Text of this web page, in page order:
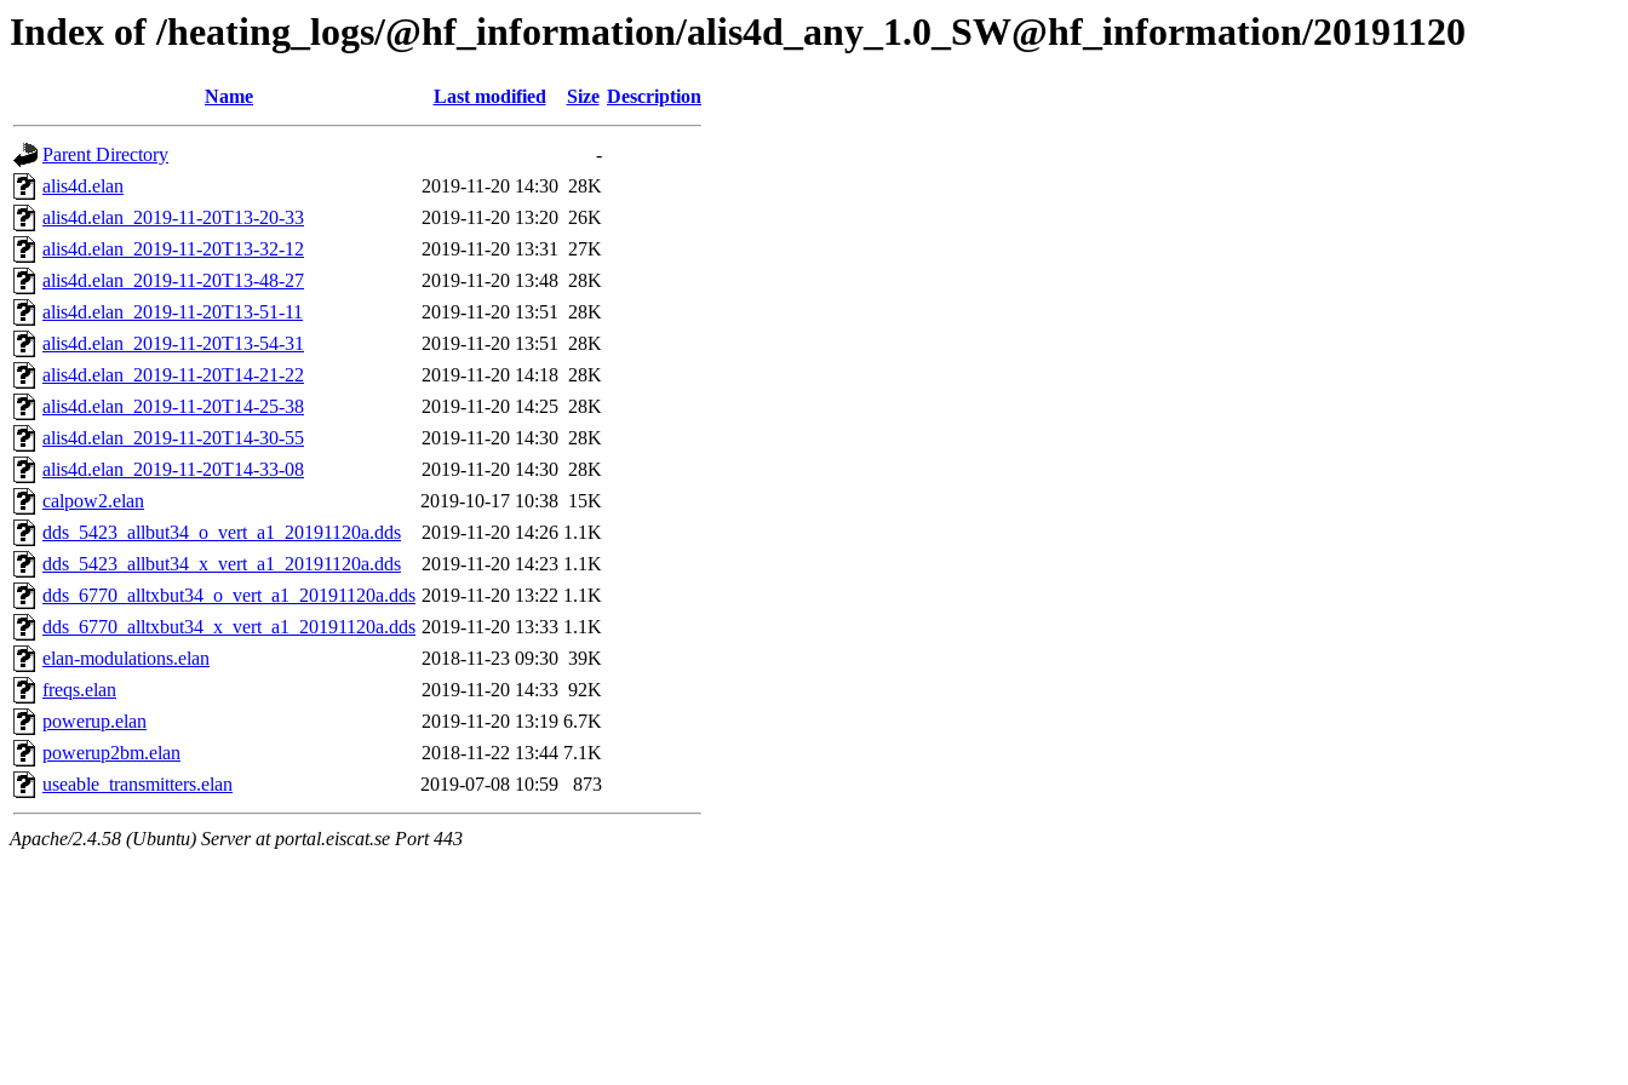
Index of /heating_logs/@hf_information/alis4d_any_1.0_SW@hf_information/20191120
Name Last modified Size Description
Parent Directory
-
alis4d.elan
2019-11-20 14:30 28K
alis4d.elan_2019-11-20T13-20-33
2019-11-20 13:20 26K
alis4d.elan_2019-11-20T13-32-12
2019-11-20 13:31 27K
alis4d.elan_2019-11-20T13-48-27
2019-11-20 13:48 28K
alis4d.elan_2019-11-20T13-51-11
2019-11-20 13:51 28K
alis4d.elan_2019-11-20T13-54-31
2019-11-20 13:51 28K
alis4d.elan_2019-11-20T14-21-22
2019-11-20 14:18 28K
alis4d.elan_2019-11-20T14-25-38
2019-11-20 14:25 28K
alis4d.elan_2019-11-20T14-30-55
2019-11-20 14:30 28K
alis4d.elan_2019-11-20T14-33-08
2019-11-20 14:30 28K
calpow2.elan
2019-10-17 10:38 15K
dds_5423_allbut34_o_vert_a1_20191120a.dds
2019-11-20 14:26 1.1K
dds_5423_allbut34_x_vert_a1_20191120a.dds
2019-11-20 14:23 1.1K
dds_6770_alltxbut34_o_vert_a1_20191120a.dds 2019-11-20 13:22 1.1K
dds_6770_alltxbut34_x_vert_a1_20191120a.dds 2019-11-20 13:33 1.1K
elan-modulations.elan
2018-11-23 09:30 39K
freqs.elan
2019-11-20 14:33 92K
powerup.elan
2019-11-20 13:19 6.7K
powerup2bm.elan
2018-11-22 13:44 7.1K
useable_transmitters.elan
2019-07-08 10:59 873
Apache/2.4.58 (Ubuntu) Server at portal.eiscat.se Port 443